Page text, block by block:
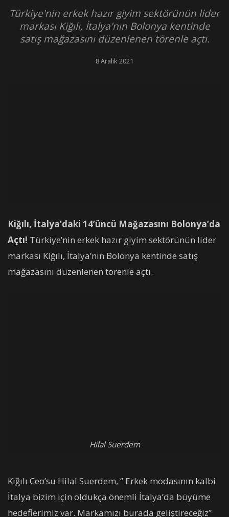
Türkiye'nin erkek hazır giyim sektörünün lider
markası Kiğılı, İtalya'nın Bolonya kentinde
satış mağazasını düzenlenen törenle açtı.
8 Aralık 2021
Kiğılı, İtalya’daki 14’üncü Mağazasını Bolonya’da
Açtı! Türkiye’nin erkek hazır giyim sektörünün lider
markası Kiğılı, İtalya’nın Bolonya kentinde satış
mağazasını düzenlenen törenle açtı.
Hilal Suerdem
Kiğılı Ceo’su Hilal Suerdem, ” Erkek modasının kalbi
İtalya bizim için oldukça önemli İtalya’da büyüme
hedeflerimiz var. Markamızı burada geliştireceğiz”